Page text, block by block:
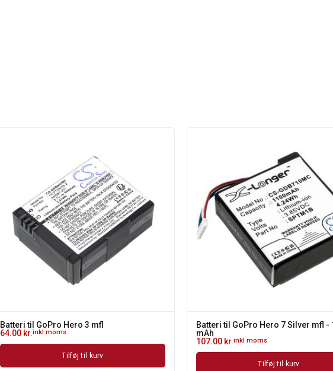
Batteri til GoPro Hero 3 mfl
64.00 kr.inkl moms
Tilføj til kurv
Batteri til GoPro Hero 7 Silver mfl -
mAh
107.00 kr.inkl moms
Tilføj til kurv